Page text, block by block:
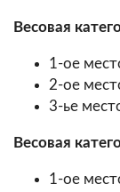
Весовая
1-ое
2-ое
3-ье
Весовая
1-ое